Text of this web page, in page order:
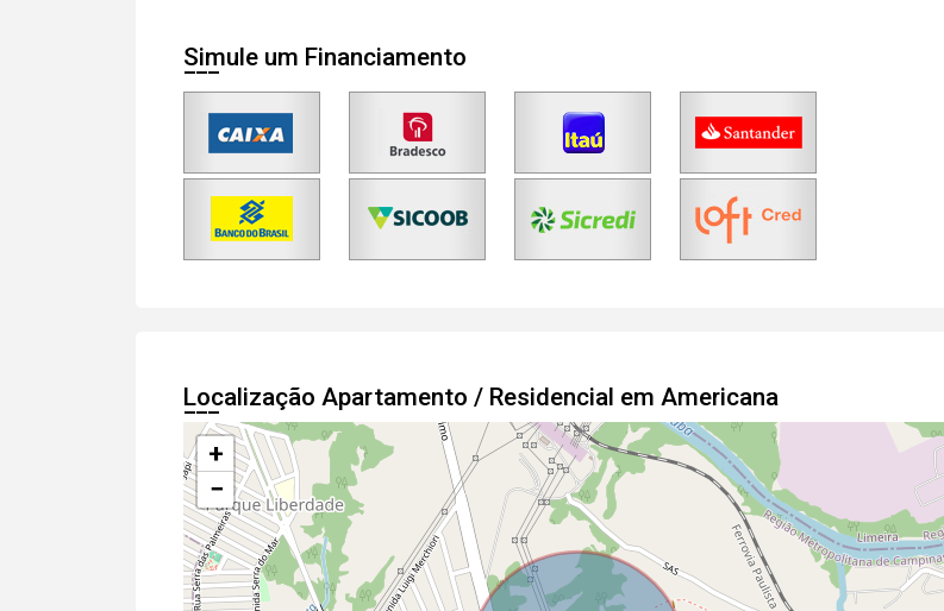
Simule um Financiamento
Localização Apartamento / Residencial em Americana
+
−